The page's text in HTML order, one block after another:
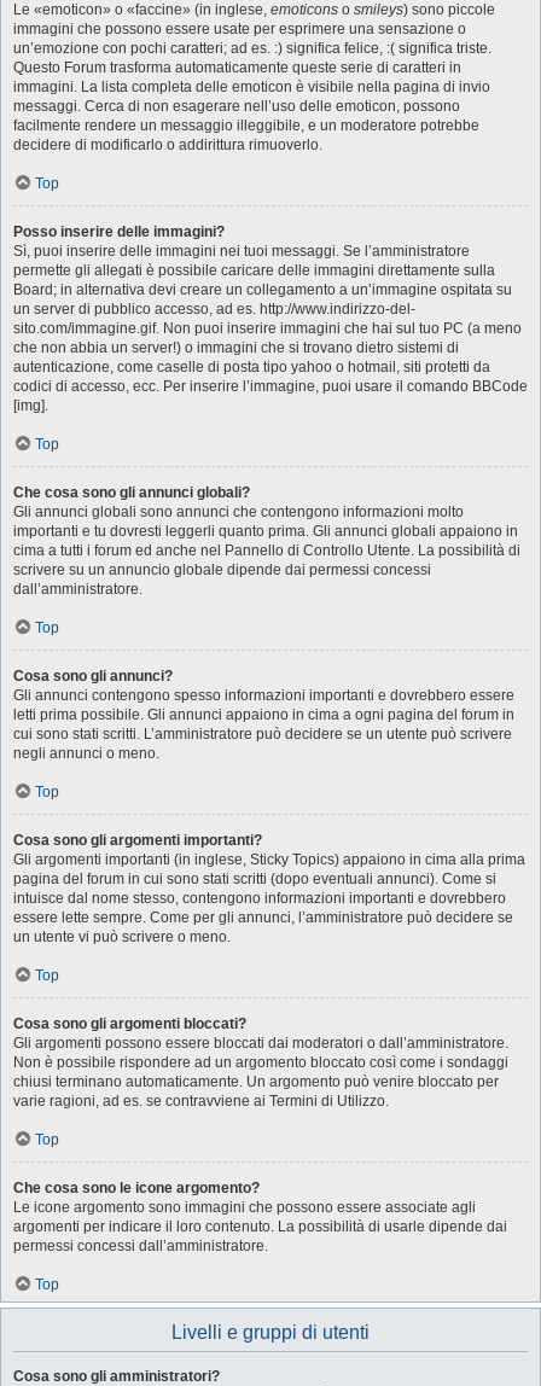
Le «emoticon» o «faccine» (in inglese, emoticons o smileys) sono piccole
immagini che possono essere usate per esprimere una sensazione o
un’emozione con pochi caratteri; ad es. :) significa felice, :( significa triste.
Questo Forum trasforma automaticamente queste serie di caratteri in
immagini. La lista completa delle emoticon è visibile nella pagina di invio
messaggi. Cerca di non esagerare nell’uso delle emoticon, possono
facilmente rendere un messaggio illeggibile, e un moderatore potrebbe
decidere di modificarlo o addirittura rimuoverlo.
Top
Posso inserire delle immagini?
Sì, puoi inserire delle immagini nei tuoi messaggi. Se l’amministratore
permette gli allegati è possibile caricare delle immagini direttamente sulla
Board; in alternativa devi creare un collegamento a un’immagine ospitata su
un server di pubblico accesso, ad es. http://www.indirizzo-del-
sito.com/immagine.gif. Non puoi inserire immagini che hai sul tuo PC (a meno
che non abbia un server!) o immagini che si trovano dietro sistemi di
autenticazione, come caselle di posta tipo yahoo o hotmail, siti protetti da
codici di accesso, ecc. Per inserire l’immagine, puoi usare il comando BBCode
[img].
Top
Che cosa sono gli annunci globali?
Gli annunci globali sono annunci che contengono informazioni molto
importanti e tu dovresti leggerli quanto prima. Gli annunci globali appaiono in
cima a tutti i forum ed anche nel Pannello di Controllo Utente. La possibilità di
scrivere su un annuncio globale dipende dai permessi concessi
dall’amministratore.
Top
Cosa sono gli annunci?
Gli annunci contengono spesso informazioni importanti e dovrebbero essere
letti prima possibile. Gli annunci appaiono in cima a ogni pagina del forum in
cui sono stati scritti. L’amministratore può decidere se un utente può scrivere
negli annunci o meno.
Top
Cosa sono gli argomenti importanti?
Gli argomenti importanti (in inglese, Sticky Topics) appaiono in cima alla prima
pagina del forum in cui sono stati scritti (dopo eventuali annunci). Come si
intuisce dal nome stesso, contengono informazioni importanti e dovrebbero
essere lette sempre. Come per gli annunci, l’amministratore può decidere se
un utente vi può scrivere o meno.
Top
Cosa sono gli argomenti bloccati?
Gli argomenti possono essere bloccati dai moderatori o dall’amministratore.
Non è possibile rispondere ad un argomento bloccato così come i sondaggi
chiusi terminano automaticamente. Un argomento può venire bloccato per
varie ragioni, ad es. se contravviene ai Termini di Utilizzo.
Top
Che cosa sono le icone argomento?
Le icone argomento sono immagini che possono essere associate agli
argomenti per indicare il loro contenuto. La possibilità di usarle dipende dai
permessi concessi dall’amministratore.
Top
Livelli e gruppi di utenti
Cosa sono gli amministratori?